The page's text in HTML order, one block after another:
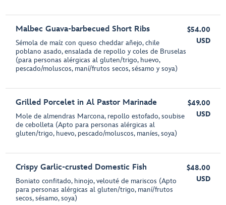
Malbec Guava-barbecued Short Ribs
Sémola de maíz con queso cheddar añejo, chile
poblano asado, ensalada de repollo y coles de Bruselas
(para personas alérgicas al gluten/trigo, huevo,
pescado/moluscos, maní/frutos secos, sésamo y soya)
$54.00
USD
Grilled Porcelet in Al Pastor Marinade
Mole de almendras Marcona, repollo estofado, soubise
de cebolleta (Apto para personas alérgicas al
gluten/trigo, huevo, pescado/moluscos, maníes, soya)
$49.00
USD
Crispy Garlic-crusted Domestic Fish
Boniato confitado, hinojo, velouté de mariscos (Apto
para personas alérgicas al gluten/trigo, maní/frutos
secos, sésamo, soya)
$48.00
USD